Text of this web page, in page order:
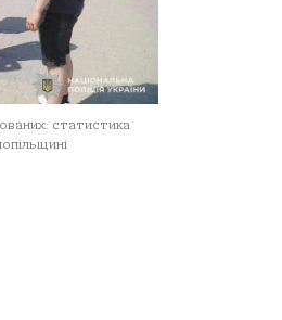
статистика